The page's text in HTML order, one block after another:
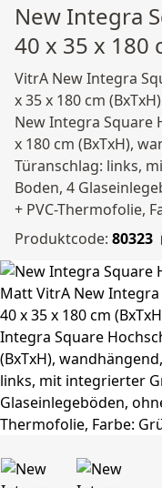
New Integra
40 x 35 x 180
VitrA New Integra
x 35 x 180 cm
New Integra Square
x 180 cm (BxTxH),
Türanschlag: links,
Boden, 4
+ PVC-Thermofolie,
Produktcode: 80323